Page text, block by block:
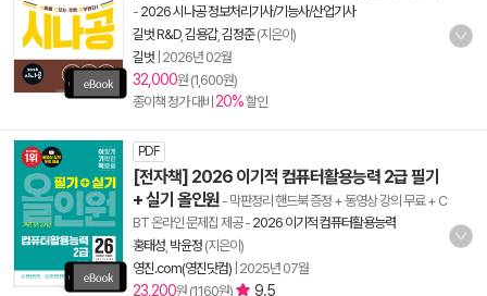
- 2026 시나공 정보처리기사/기능사/산업기사
길벗 R&D, 김용갑, 김정준(지은이)
길벗 2026년 02월
32,000원 (1,600원)
종이책 정가 대비 20%할인
PDF
[전자책] 2026 이기적 컴퓨터활용능력 2급 필기
+ 실기 올인원 - 막판정리 핸드북 증정 + 동영상 강의 무료 + C
BT 온라인 문제집 제공- 2026 이기적 컴퓨터활용능력
홍태성 박윤정 (지은이)
영진.com(영진닷컴) 2025년 07월
23,200원 (1,160원) 9.5